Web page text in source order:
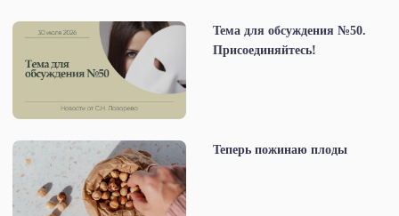
Тема для обсуждения №50.
Присоединяйтесь!
Теперь пожинаю плоды